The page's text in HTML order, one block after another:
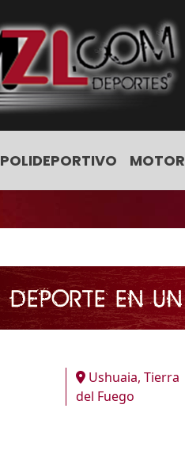
POLIDEPORTIVO MOTOR
Ushuaia, Tierra
del Fuego